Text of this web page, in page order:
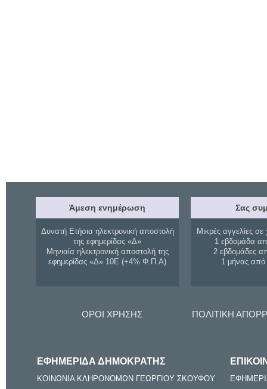
Άμεση ενημέρωση
Δυνατή Ετήσια ηλεκτρονική αποστολή
της εφημερίδας «Δ»
Μηνιαία ηλεκτρονική αποστολή της
εφημερίδας «Δ» 10Ε (+4% Φ.Π.Α)
Σας
Μικρές αγγελίες σε
1 εβδομάδα
2 εβδομάδες
1 μήνας
ΟΡΟΙ ΧΡΗΣΗΣ ΠΟΛΙΤΙΚΗ
ΕΦΗΜΕΡΙΔΑ ΔΗΜΟΚΡΑΤΗΣ
ΚΟΙΝΩΝΙΑ ΚΛΗΡΟΝΟΜΩΝ ΓΕΩΡΓΙΟΥ ΣΚΟΥΦΟΥ